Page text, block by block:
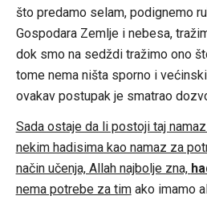
što predamo selam, podignemo
Gospodara Zemlje i nebesa,
dok smo na sedždi tražimo ono
tome nema ništa sporno i
ovakav postupak je smatrao
Sada ostaje da li postoji taj
nekim hadisima kao namaz za
način učenja, Allah najbolje zna,
nema potrebe za timako imamo